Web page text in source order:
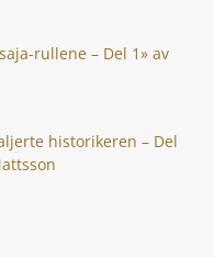
rullene – Del 1» av
historikeren – Del